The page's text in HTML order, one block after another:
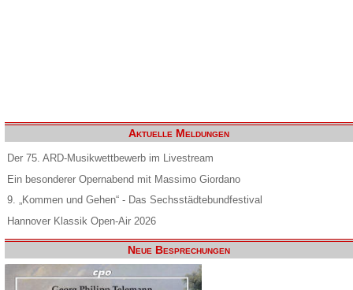
Aktuelle Meldungen
Der 75. ARD-Musikwettbewerb im Livestream
Ein besonderer Opernabend mit Massimo Giordano
9. „Kommen und Gehen“ - Das Sechsstädtebundfestival
Hannover Klassik Open-Air 2026
Neue Besprechungen